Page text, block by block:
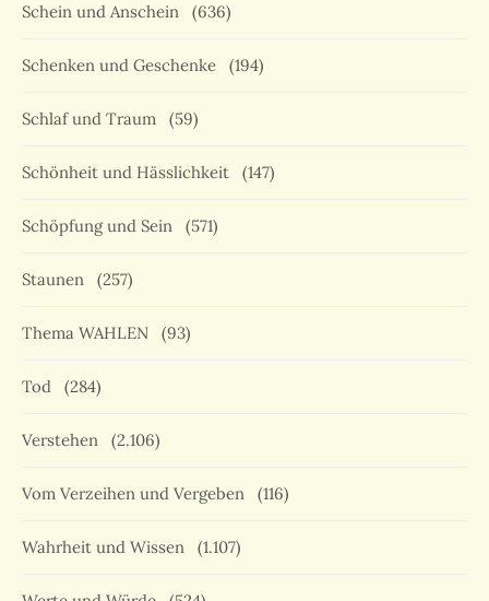
Schein und Anschein (636)
Schenken und Geschenke (194)
Schlaf und Traum (59)
Schönheit und Hässlichkeit (147)
Schöpfung und Sein (571)
Staunen (257)
Thema WAHLEN (93)
Tod (284)
Verstehen (2.106)
Vom Verzeihen und Vergeben (116)
Wahrheit und Wissen (1.107)